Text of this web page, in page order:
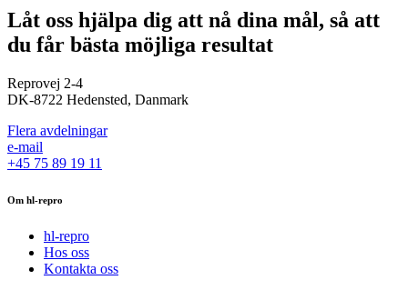
Låt oss hjälpa dig att nå dina mål, så att
du får bästa möjliga resultat
Reprovej 2-4
DK-8722 Hedensted, Danmark
Flera avdelningar
e-mail
+45 75 89 19 11
Om hl-repro
hl-repro
Hos oss
Kontakta oss